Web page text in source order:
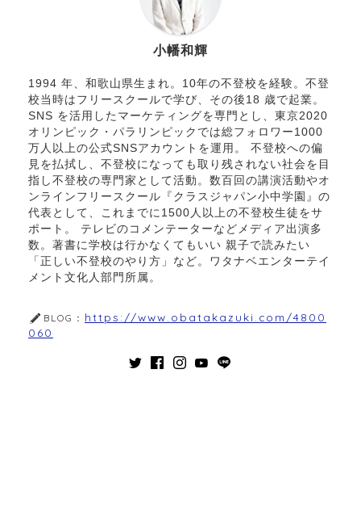
小幡和輝
1994 年、和歌山県生まれ。10年の不登校を経験。不登
校当時はフリースクールで学び、その後18 歳で起業。
SNS を活用したマーケティングを専門とし、東京2020
オリンピック・パラリンピックでは総フォロワー1000
万人以上の公式SNSアカウントを運用。 不登校への偏
見を払拭し、不登校になっても取り残されない社会を目
指し不登校の専門家として活動。数百回の講演活動やオ
ンラインフリースクール『クラスジャパン小中学園』の
代表として、これまでに1500人以上の不登校生徒をサ
ポート。 テレビのコメンテーターなどメディア出演多
数。著書に学校は行かなくてもいい 親子で読みたい
「正しい不登校のやり方」など。ワタナベエンターテイ
メント文化人部門所属。
BLOG： https://www.obatakazuki.com/4800
060